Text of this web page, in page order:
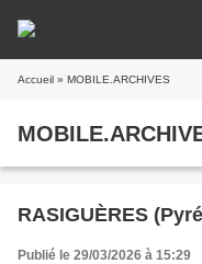
Accueil » MOBILE.ARCHIVES
RASIGUÈRES
Publié le 29/03/2026 à 15:29